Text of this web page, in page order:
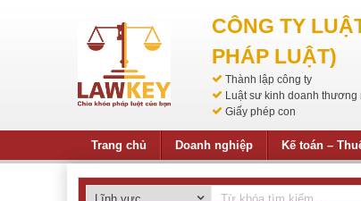
CÔNG TY
PHÁP LUẬT)
Thành lập công ty
Luật sư kinh doanh thương
Giấy phép con
Trang chủ Doanh nghiệp Kế toán –